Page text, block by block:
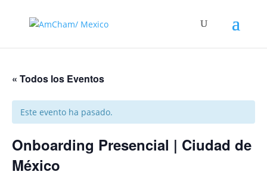
« Todos los Eventos
Este evento ha pasado.
Onboarding Presencial | Ciudad de
México